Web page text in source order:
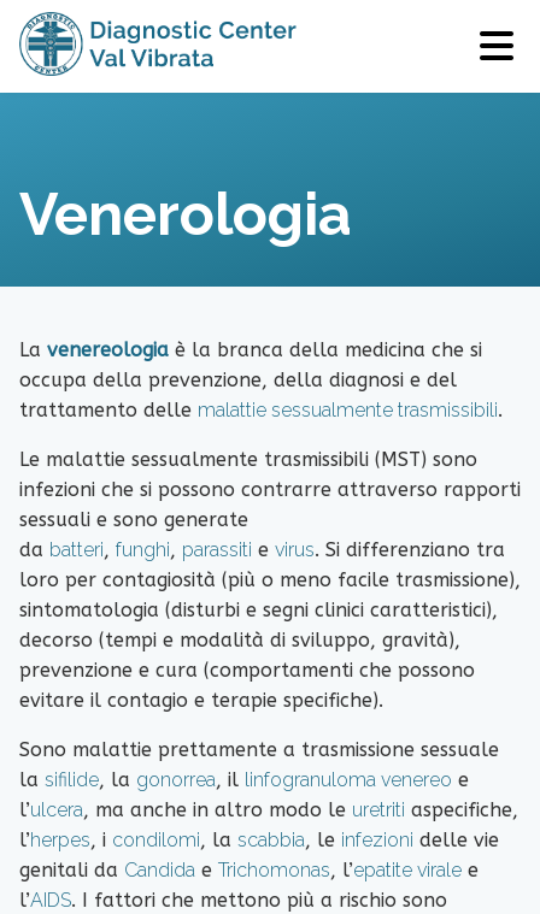
Venerologia
La venereologia è la branca della medicina che si
occupa della prevenzione, della diagnosi e del
trattamento delle malattie sessualmente trasmissibili.
Le malattie sessualmente trasmissibili (MST) sono
infezioni che si possono contrarre attraverso rapporti
sessuali e sono generate
da batteri, funghi, parassiti e virus. Si differenziano tra
loro per contagiosità (più o meno facile trasmissione),
sintomatologia (disturbi e segni clinici caratteristici),
decorso (tempi e modalità di sviluppo, gravità),
prevenzione e cura (comportamenti che possono
evitare il contagio e terapie specifiche).
Sono malattie prettamente a trasmissione sessuale
la sifilide, la gonorrea, il linfogranuloma venereo e
l’ulcera, ma anche in altro modo le uretriti aspecifiche,
l’herpes, i condilomi, la scabbia, le infezioni delle vie
genitali da Candida e Trichomonas, l’epatite virale e
l’AIDS. I fattori che mettono più a rischio sono